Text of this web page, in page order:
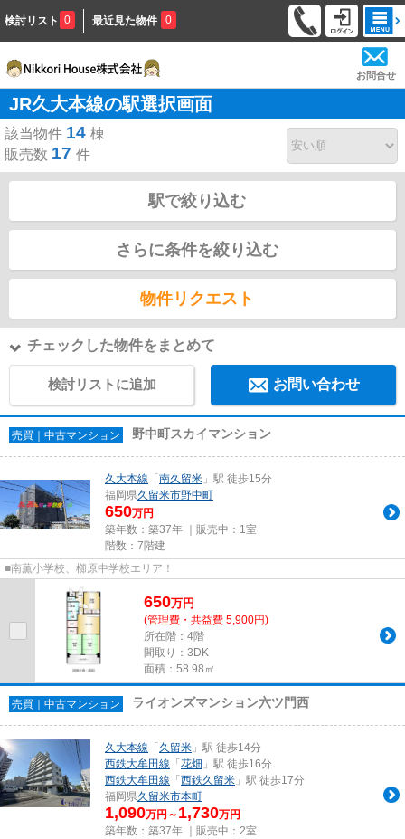
検討リスト 0 最近見た物件 0
お問合せ
JR久大本線の駅選択画面
該当物件 14 棟
販売数 17 件
駅で絞り込む
さらに条件を絞り込む
物件リクエスト
チェックした物件をまとめて
検討リストに追加 お問い合わせ
売買｜中古マンション 野中町スカイマンション
久大本線 「 南久留米 」駅 徒歩15分
福岡県久留米市野中町
650万円
築年数：築37年 ｜販売中： 1室
階数：7階建
■南薫小学校、櫛原中学校エリア！
650万円
(管理費・共益費 5,900円)
所在階：4階
間取り：3DK
面積：58.98㎡
売買｜中古マンション ライオンズマンション六ツ門西
久大本線 「 久留米 」駅 徒歩14分
西鉄大牟田線 「 花畑 」駅 徒歩16分
西鉄大牟田線 「 西鉄久留米 」駅 徒歩17分
福岡県久留米市本町
1,090万円～ 1,730万円
築年数：築37年 ｜販売中： 2室